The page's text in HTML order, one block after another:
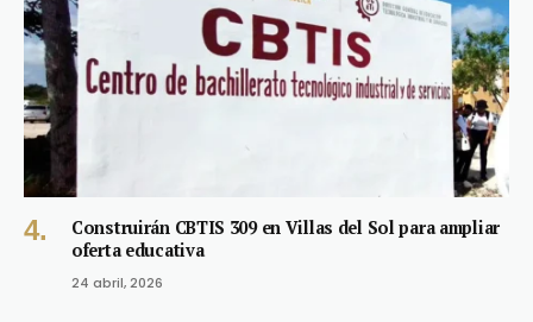
Construirán CBTIS 309 en Villas del Sol para ampliar
oferta educativa
24 abril, 2026